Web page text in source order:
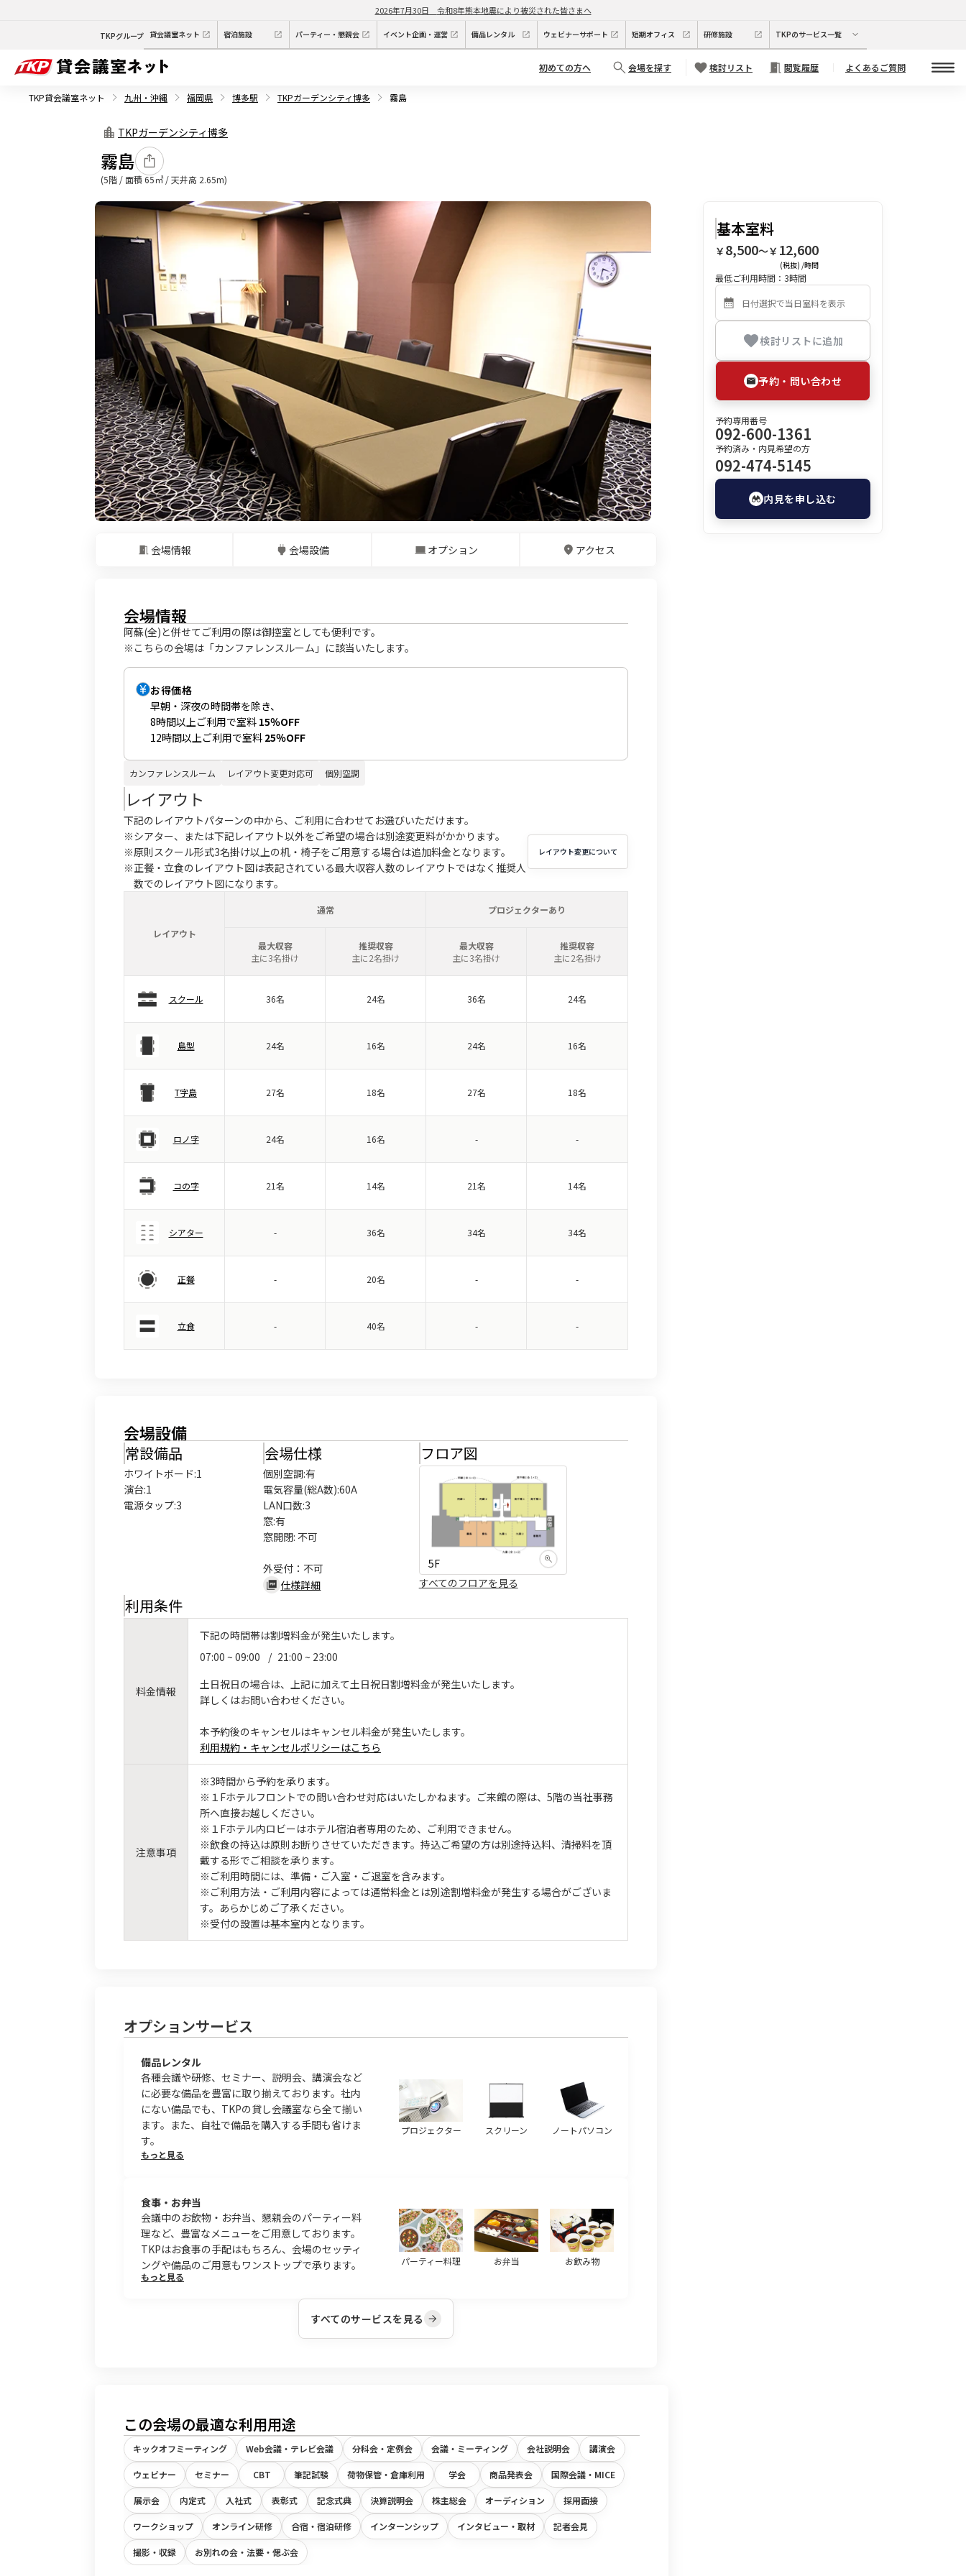
2026年7月30日 令和8年熊本地震により被災された皆さまへ
TKPグループ 貸会議室ネット 宿泊施設 パーティー・懇親会 イベント企画・運営 備品レンタル ウェビナーサポート 短期オフィス 研修施設 TKPのサービス一覧
初めての方へ 会場を探す 検討リスト 閲覧履歴 よくあるご質問
TKP貸会議室ネット 九州・沖縄 福岡県 博多駅 TKPガーデンシティ博多 霧島
TKPガーデンシティ博多
霧島
(5階 / 面積 65㎡ / 天井高 2.65m)
会場情報 会場設備 オプション アクセス
会場情報
阿蘇(全)と併せてご利用の際は御控室としても便利です。
※こちらの会場は「カンファレンスルーム」に該当いたします。
お得価格
早朝・深夜の時間帯を除き、
8時間以上ご利用で室料 15％OFF
12時間以上ご利用で室料 25％OFF
カンファレンスルーム レイアウト変更対応可 個別空調
レイアウト
下記のレイアウトパターンの中から、ご利用に合わせてお選びいただけます。
※シアター、または下記レイアウト以外をご希望の場合は別途変更料がかかります。
※原則スクール形式3名掛け以上の机・椅子をご用意する場合は追加料金となります。
※正餐・立食のレイアウト図は表記されている最大収容人数のレイアウトではなく推奨人
数でのレイアウト図になります。
レイアウト変更について
レイアウト
通常 プロジェクターあり
最大収容
主に3名掛け
推奨収容
主に2名掛け
最大収容
主に3名掛け
推奨収容
主に2名掛け
スクール 36名 24名 36名 24名
島型 24名 16名 24名 16名
T字島 27名 18名 27名 18名
ロノ字 24名 16名 - -
コの字 21名 14名 21名 14名
シアター - 36名 34名 34名
正餐 - 20名 - -
立食 - 40名 - -
会場設備
常設備品
ホワイトボード:1
演台:1
電源タップ:3
会場仕様
個別空調:有
電気容量(総A数):60A
LAN口数:3
窓:有
窓開閉: 不可
外受付：不可
仕様詳細
フロア図
5F
すべてのフロアを見る
利用条件
料金情報
下記の時間帯は割増料金が発生いたします。
07:00 ~ 09:00
/ 21:00 ~ 23:00
土日祝日の場合は、上記に加えて土日祝日割増料金が発生いたします。
詳しくはお問い合わせください。
本予約後のキャンセルはキャンセル料金が発生いたします。
利用規約・キャンセルポリシーはこちら
注意事項
※3時間から予約を承ります。
※１Fホテルフロントでの問い合わせ対応はいたしかねます。ご来館の際は、5階の当社事務
所へ直接お越しください。
※１Fホテル内ロビーはホテル宿泊者専用のため、ご利用できません。
※飲食の持込は原則お断りさせていただきます。持込ご希望の方は別途持込料、清掃料を頂
戴する形でご相談を承ります。
※ご利用時間には、準備・ご入室・ご退室を含みます。
※ご利用方法・ご利用内容によっては通常料金とは別途割増料金が発生する場合がございま
す。あらかじめご了承ください。
※受付の設置は基本室内となります。
オプションサービス
備品レンタル
各種会議や研修、セミナー、説明会、講演会など
に必要な備品を豊富に取り揃えております。社内
にない備品でも、TKPの貸し会議室なら全て揃い
ます。また、自社で備品を購入する手間も省けま
す。
もっと見る
プロジェクター スクリーン ノートパソコン
食事・お弁当
会議中のお飲物・お弁当、懇親会のパーティー料
理など、豊富なメニューをご用意しております。
TKPはお食事の手配はもちろん、会場のセッティ
ングや備品のご用意もワンストップで承ります。
もっと見る
パーティー料理 お弁当 お飲み物
すべてのサービスを見る
この会場の最適な利用用途
キックオフミーティング Web会議・テレビ会議 分科会・定例会 会議・ミーティング 会社説明会 講演会
ウェビナー セミナー CBT 筆記試験 荷物保管・倉庫利用 学会 商品発表会 国際会議・MICE
展示会 内定式 入社式 表彰式 記念式典 決算説明会 株主総会 オーディション 採用面接
ワークショップ オンライン研修 合宿・宿泊研修 インターンシップ インタビュー・取材 記者会見
撮影・収録 お別れの会・法要・偲ぶ会
基本室料
￥ 8,500〜￥ 12,600
(税抜) /時間
最低ご利用時間： 3時間
検討リストに追加
予約・問い合わせ
予約専用番号
092-600-1361
予約済み・内見希望の方
092-474-5145
内見を申し込む